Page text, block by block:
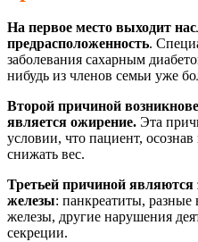
На первое место выходит
предрасположенность.
заболевания сахарным
нибудь из членов семьи уже
Второй причиной
является ожирение. Эта
условии, что пациент,
снижать вес.
Третьей причиной являются
железы: панкреатиты,
железы, другие нарушения
секреции.